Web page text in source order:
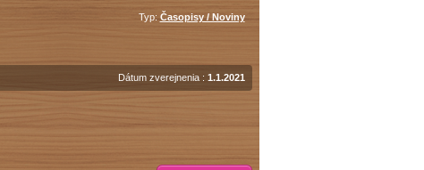
Typ:Časopisy / Noviny
Dátum zverejnenia : 1.1.2021